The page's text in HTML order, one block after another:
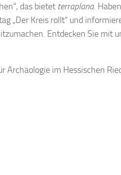
das bietet terraplana.
„Der Kreis rollt“ und
Entdecken Sie mit
Archäologie im Hessischen